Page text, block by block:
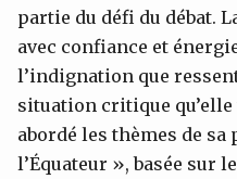
partie du défi du débat.
avec confiance et
l’indignation que
situation critique
abordé les thèmes de
l’Équateur », basée sur